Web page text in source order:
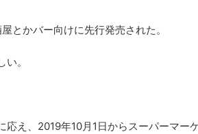
とかバー向けに先行発売された。
。
え、2019年10月1日からスーパーマー